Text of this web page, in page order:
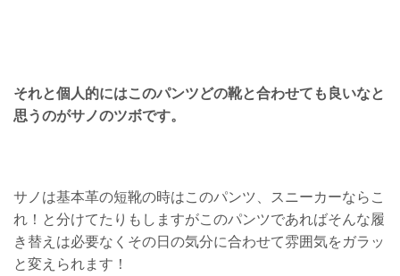
それと個人的にはこのパンツどの靴と合わせても良いなと
思うのがサノのツボです。
サノは基本革の短靴の時はこのパンツ、スニーカーならこ
れ！と分けてたりもしますがこのパンツであればそんな履
き替えは必要なくその日の気分に合わせて雰囲気をガラッ
と変えられます！